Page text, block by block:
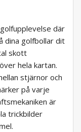
där
dina golfbollar dit
skott
hela kartan.
stjärnor och
på varje
är
trickbilder